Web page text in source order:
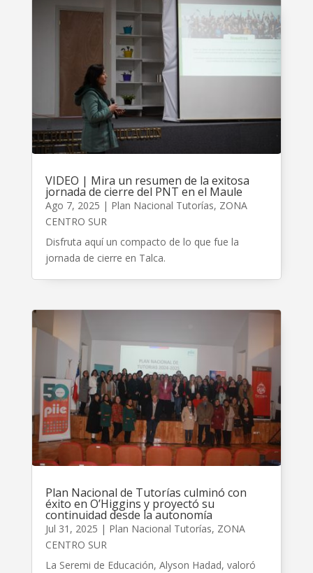
VIDEO | Mira un resumen de la exitosa
jornada de cierre del PNT en el Maule
Ago 7, 2025 | Plan Nacional Tutorías, ZONA
CENTRO SUR
Disfruta aquí un compacto de lo que fue la
jornada de cierre en Talca.
Plan Nacional de Tutorías culminó con
éxito en O’Higgins y proyectó su
continuidad desde la autonomía
Jul 31, 2025 | Plan Nacional Tutorías, ZONA
CENTRO SUR
La Seremi de Educación, Alyson Hadad, valoró